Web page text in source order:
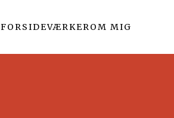
FORSIDEVÆRKER OM MIG